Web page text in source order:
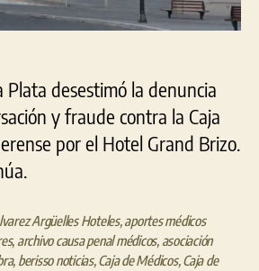
Plata desestimó la denuncia
y fraude contra la Caja
por el Hotel Grand Brizo.
Argüelles Hoteles,aportes médicos
, archivo causa penal médicos, asociación
, berisso noticias,Caja de Médicos,Caja de